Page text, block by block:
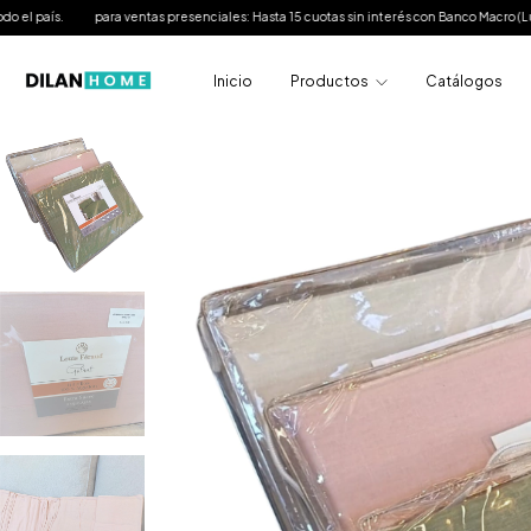
para ventas presenciales: Hasta 15 cuotas sin interés con Banco Macro (Lunes y
Inicio Productos Catálogos